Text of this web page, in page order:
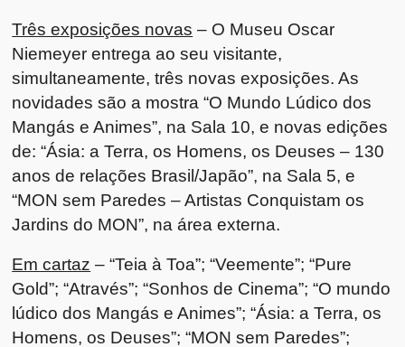
Três exposições novas – O Museu Oscar
Niemeyer entrega ao seu visitante,
simultaneamente, três novas exposições. As
novidades são a mostra “O Mundo Lúdico dos
Mangás e Animes”, na Sala 10, e novas edições
de: “Ásia: a Terra, os Homens, os Deuses – 130
anos de relações Brasil/Japão”, na Sala 5, e
“MON sem Paredes – Artistas Conquistam os
Jardins do MON”, na área externa.
Em cartaz – “Teia à Toa”; “Veemente”; “Pure
Gold”; “Através”; “Sonhos de Cinema”; “O mundo
lúdico dos Mangás e Animes”; “Ásia: a Terra, os
Homens, os Deuses”; “MON sem Paredes”;